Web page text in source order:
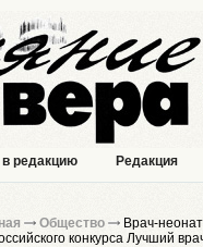
редакцию Редакция
Общество
Врач-
конкурса Лучший